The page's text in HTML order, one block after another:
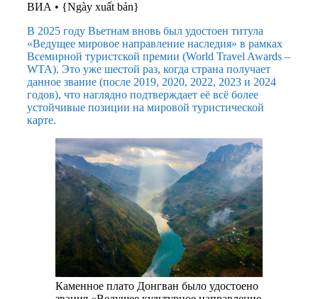
ВИА • {Ngày xuất bản}
В 2025 году Вьетнам вновь был удостоен титула
«Ведущее мировое направление наследия» в рамках
Всемирной туристской премии (World Travel Awards –
WTA). Это уже шестой раз, когда страна получает
данное звание (после 2019, 2020, 2022, 2023 и 2024
годов), что наглядно подтверждает её всё более
устойчивые позиции на мировой туристической
карте.
Каменное плато Донгван было удостоено